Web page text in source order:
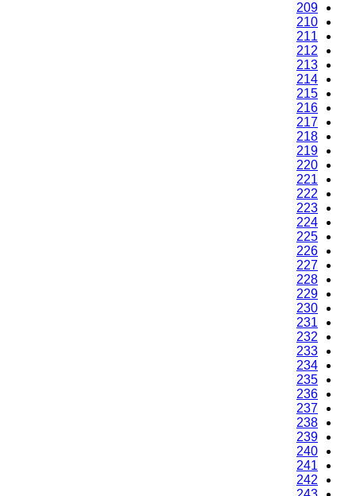
209
210
211
212
213
214
215
216
217
218
219
220
221
222
223
224
225
226
227
228
229
230
231
232
233
234
235
236
237
238
239
240
241
242